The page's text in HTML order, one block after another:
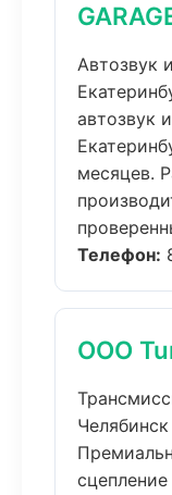
Автозвук
автозвук
месяцев.
Телефон:
ООО
Челябинск